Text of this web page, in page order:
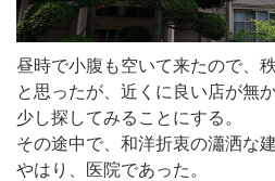
昼時で小腹も空いて来たので、
と思ったが、近くに良い店が無
少し探してみることにする。
その途中で、和洋折衷の瀟洒な
やはり、医院であった。